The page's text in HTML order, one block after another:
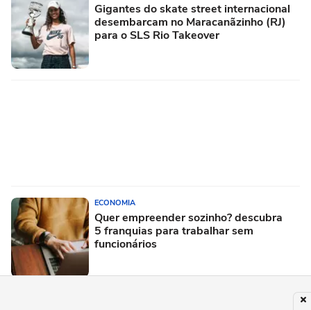
Gigantes do skate street internacional
desembarcam no Maracanãzinho (RJ)
para o SLS Rio Takeover
ECONOMIA
Quer empreender sozinho? descubra
5 franquias para trabalhar sem
funcionários